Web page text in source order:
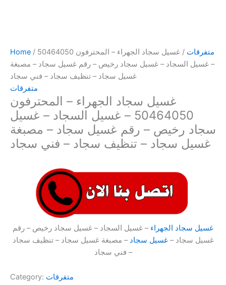
Home / متفرقات
/ غسيل سجاد الجهراء – المحترفون 50464050
– غسيل السجاد – غسيل سجاد رخيص – رقم غسيل سجاد – مصبغة
غسيل سجاد – تنظيف سجاد – فني سجاد
متفرقات
غسيل سجاد الجهراء – المحترفون
50464050 – غسيل السجاد – غسيل
سجاد رخيص – رقم غسيل سجاد – مصبغة
غسيل سجاد – تنظيف سجاد – فني سجاد
غسيل سجاد الجهراء – غسيل السجاد – غسيل سجاد رخيص – رقم
غسيل سجاد –غسيل سجاد – مصبغة غسيل سجاد – تنظيف سجاد
– فني سجاد
Category: متفرقات